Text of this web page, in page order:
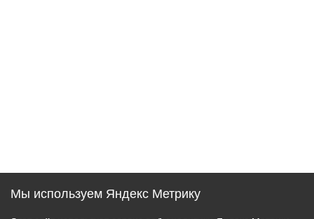
Мы используем Яндекс Метрику